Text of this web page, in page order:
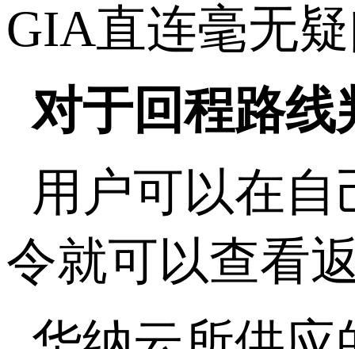
GIA直连毫无
对于回程路线
用户可以在自
令就可以查看